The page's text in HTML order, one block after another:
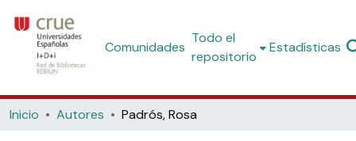
Comunidades
Todo el
repositorio
Estadísticas
Inicio Autores Padrós, Rosa